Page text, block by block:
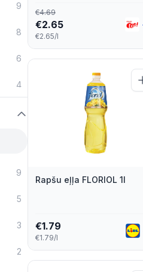
9
8
6
4
4
9
5
3
2
€4.69
€2.65
€2.65/l
Rapšu eļļa FLORIOL 1l
€1.79
€1.79/l